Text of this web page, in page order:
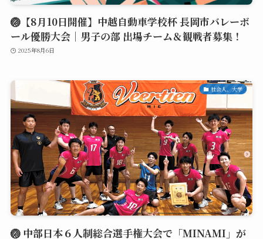
🏐【8月10日開催】中越自動車学校杯 長岡市バレーボ
ール優勝大会｜男子の部 出場チーム＆観戦者募集！
2025年8月6日
社会人、大学
🏐 中部日本６人制総合選手権大会で「MINAMI」が